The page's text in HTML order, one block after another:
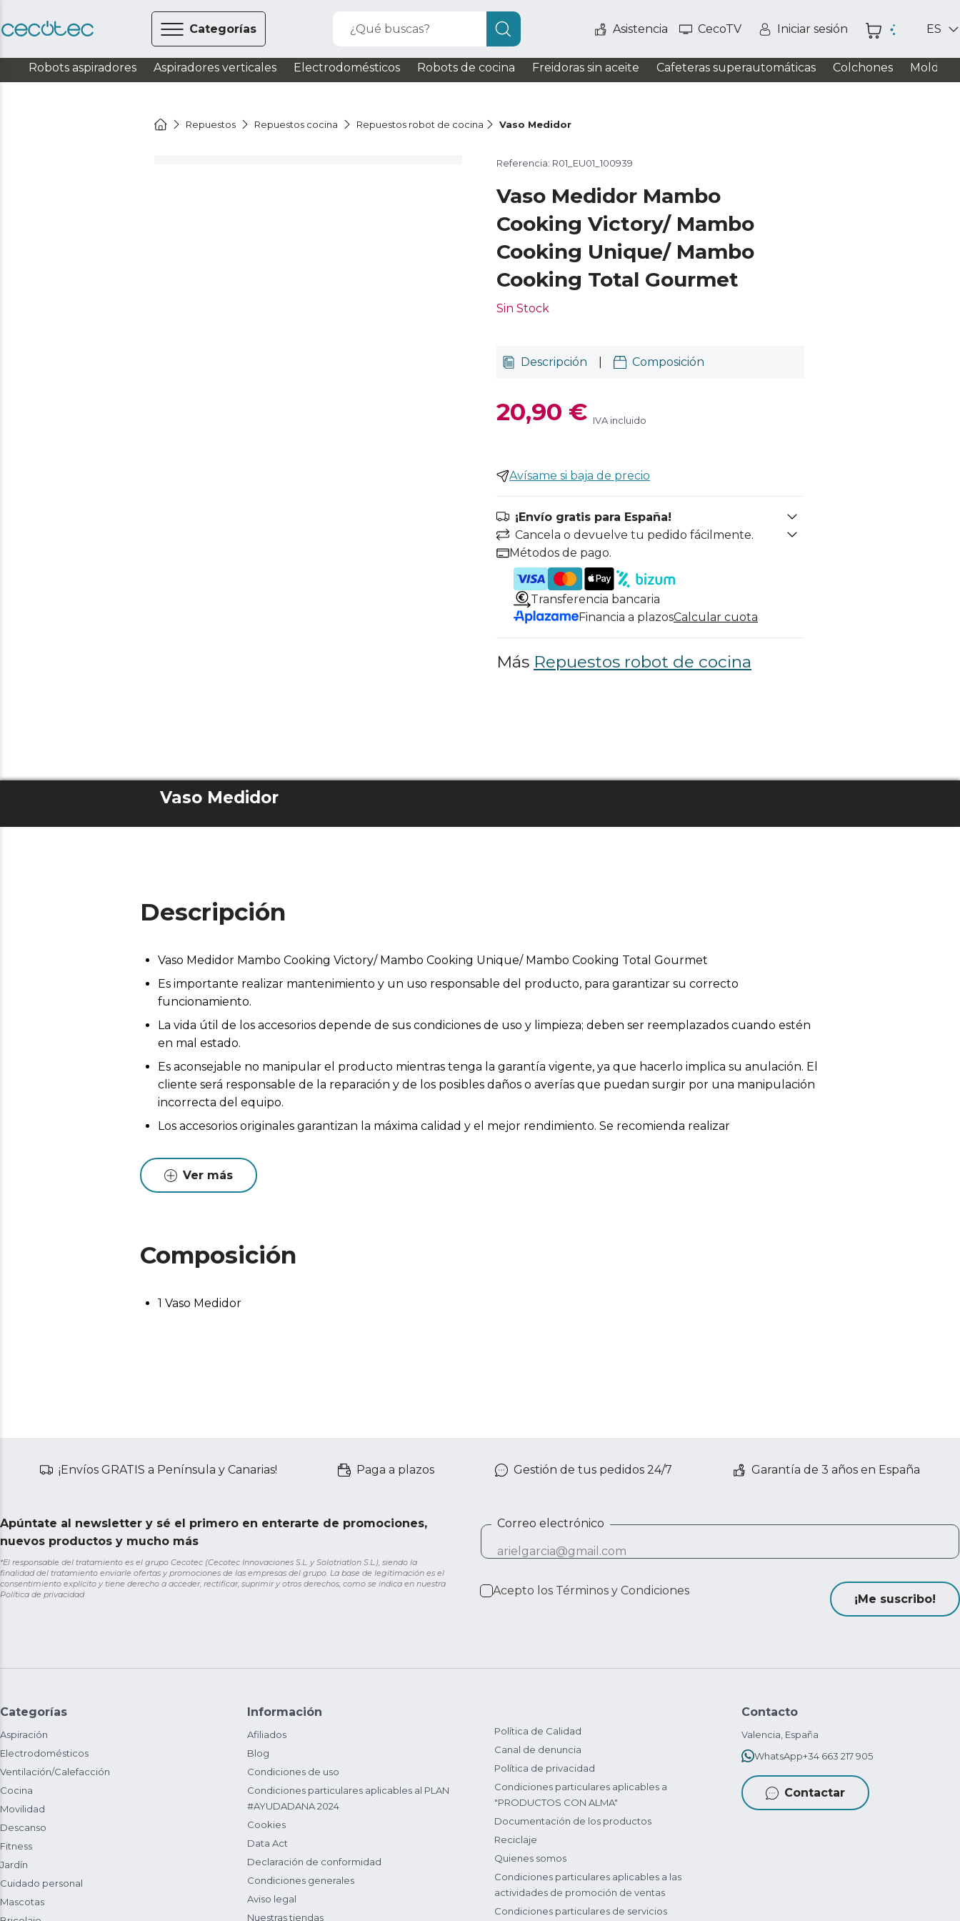
Categorías ¿Qué buscas? Asistencia CecoTV Iniciar sesión ES
Robots aspiradores Aspiradores verticales Electrodomésticos Robots de cocina Freidoras sin aceite Cafeteras superautomáticas Colchones
Repuestos Repuestos cocina Repuestos robot de cocina Vaso Medidor
Referencia: R01_EU01_100939
Vaso Medidor Mambo
Cooking Victory/ Mambo
Cooking Unique/ Mambo
Cooking Total Gourmet
Sin Stock
Descripción Composición
20,90 € IVA incluido
Avísame si baja de precio
¡Envío gratis para España!
Cancela o devuelve tu pedido fácilmente.
Métodos de pago.
Transferencia bancaria
Financia a plazosCalcular cuota
Más Repuestos robot de cocina
Vaso Medidor
Descripción
Vaso Medidor Mambo Cooking Victory/ Mambo Cooking Unique/ Mambo Cooking Total Gourmet
Es importante realizar mantenimiento y un uso responsable del producto, para garantizar su correcto
funcionamiento.
La vida útil de los accesorios depende de sus condiciones de uso y limpieza; deben ser reemplazados cuando estén
en mal estado.
Es aconsejable no manipular el producto mientras tenga la garantía vigente, ya que hacerlo implica su anulación. El
cliente será responsable de la reparación y de los posibles daños o averías que puedan surgir por una manipulación
incorrecta del equipo.
Los accesorios originales garantizan la máxima calidad y el mejor rendimiento. Se recomienda realizar
Ver más
Composición
1 Vaso Medidor
¡Envíos GRATIS a Península y Canarias! Paga a plazos Gestión de tus pedidos 24/7 Garantía de 3 años en España
Apúntate al newsletter y sé el primero en enterarte de promociones,
nuevos productos y mucho más
*El responsable del tratamiento es el grupo Cecotec (Cecotec Innovaciones S.L. y Solotriatlon S.L.), siendo la
finalidad del tratamiento enviarle ofertas y promociones de las empresas del grupo. La base de legitimación es el
consentimiento explícito y tiene derecho a acceder, rectificar, suprimir y otros derechos, como se indica en nuestra
Política de privacidad
Correo electrónico
Acepto los Términos y Condiciones
¡Me suscribo!
Categorías
Aspiración
Electrodomésticos
Ventilación/Calefacción
Cocina
Movilidad
Descanso
Fitness
Jardín
Cuidado personal
Mascotas
Información
Afiliados
Blog
Condiciones de uso
Condiciones particulares aplicables al PLAN
#AYUDADANA 2024
Cookies
Data Act
Declaración de conformidad
Condiciones generales
Aviso legal
Nuestras tiendas
Política de Calidad
Canal de denuncia
Política de privacidad
Condiciones particulares aplicables a
"PRODUCTOS CON ALMA"
Documentación de los productos
Reciclaje
Quienes somos
Condiciones particulares aplicables a las
actividades de promoción de ventas
Condiciones particulares de servicios
Contacto
Valencia, España
WhatsApp+34 663 217 905
Contactar